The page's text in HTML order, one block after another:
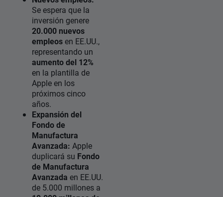
Se espera que la
inversión genere
20.000 nuevos
empleosen EE.UU.,
representando un
aumento del 12%
en la plantilla de
Apple en los
próximos cinco
años.
Expansión del
Fondo de
Manufactura
Avanzada: Apple
duplicará su Fondo
de Manufactura
Avanzada en EE.UU.
de 5.000 millones a